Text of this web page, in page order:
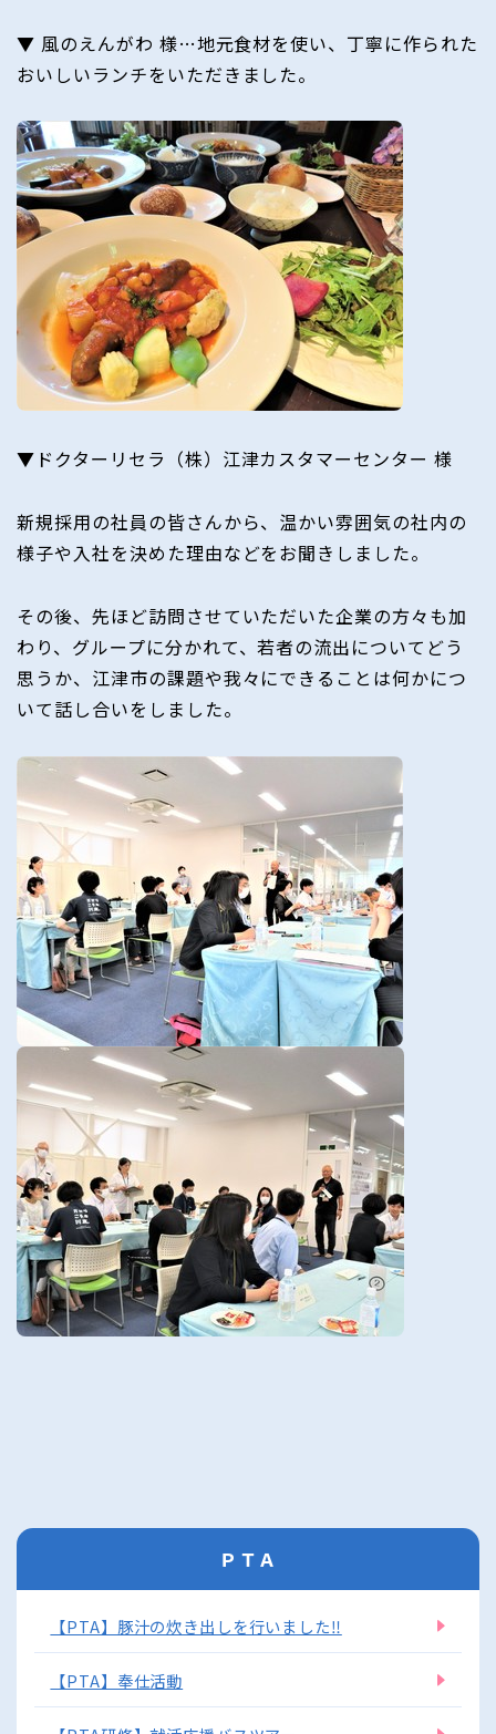
▼ 風のえんがわ 様…地元食材を使い、丁寧に作られた
おいしいランチをいただきました。
▼ドクターリセラ（株）江津カスタマーセンター 様
新規採用の社員の皆さんから、温かい雰囲気の社内の
様子や入社を決めた理由などをお聞きしました。
その後、先ほど訪問させていただいた企業の方々も加
わり、グループに分かれて、若者の流出についてどう
思うか、江津市の課題や我々にできることは何かにつ
いて話し合いをしました。
ＰＴＡ
【PTA】豚汁の炊き出しを行いました‼
【PTA】奉仕活動